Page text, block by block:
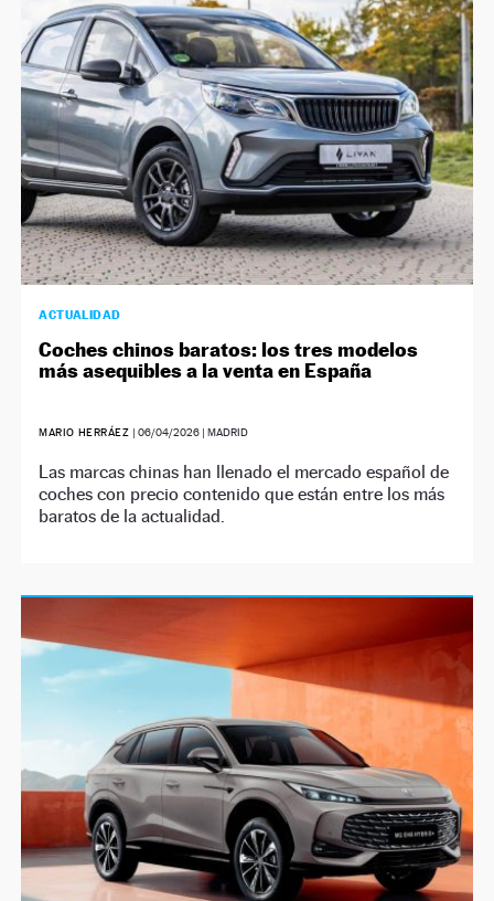
ACTUALIDAD
Coches chinos baratos: los tres modelos
más asequibles a la venta en España
MARIO HERRÁEZ | 06/04/2026| MADRID
Las marcas chinas han llenado el mercado español de
coches con precio contenido que están entre los más
baratos de la actualidad.